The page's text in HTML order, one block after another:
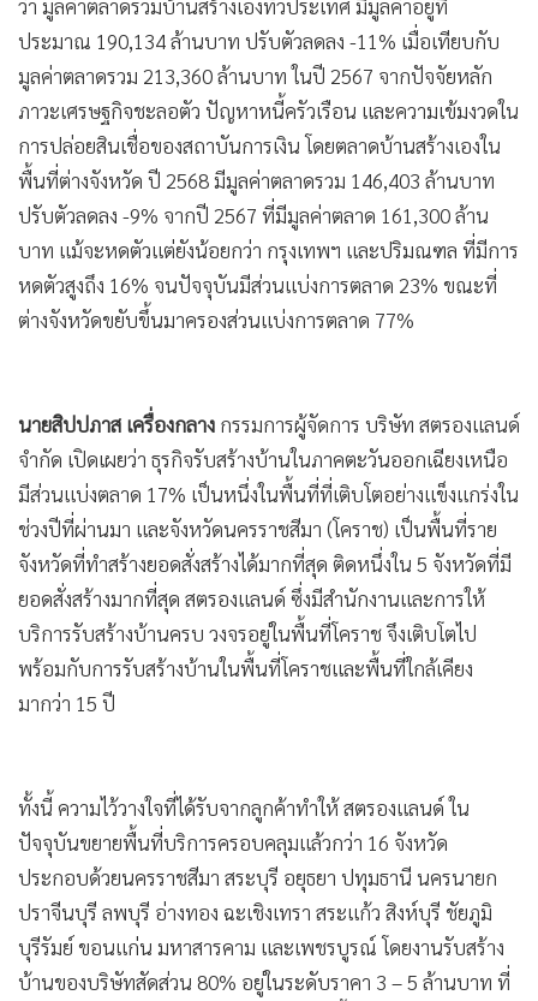
• อินโดจีน
• กองทุนรวม
•
Celeb Online
Factcheck
•
ญี่ปุ่น
• News1
• Gotomanager
ว่า มูลค่าตลาดรวมบ้านสร้างเองทั่วประเทศ มีมูลค่าอยู่ที่
ประมาณ 190,134 ล้านบาท ปรับตัวลดลง -11% เมื่อเทียบกับ
มูลค่าตลาดรวม 213,360 ล้านบาท ในปี 2567 จากปัจจัยหลัก
ภาวะเศรษฐกิจชะลอตัว ปัญหาหนี้ครัวเรือน และความเข้มงวดใน
การปล่อยสินเชื่อของสถาบันการเงิน โดยตลาดบ้านสร้างเองใน
พื้นที่ต่างจังหวัด ปี 2568 มีมูลค่าตลาดรวม 146,403 ล้านบาท
ปรับตัวลดลง -9% จากปี 2567 ที่มีมูลค่าตลาด 161,300 ล้าน
บาท แม้จะหดตัวแต่ยังน้อยกว่า กรุงเทพฯ และปริมณฑล ที่มีการ
หดตัวสูงถึง 16% จนปัจจุบันมีส่วนแบ่งการตลาด 23% ขณะที่
ต่างจังหวัดขยับขึ้นมาครองส่วนแบ่งการตลาด 77%
นายสิปปภาส เครื่องกลาง กรรมการผู้จัดการ บริษัท สตรองแลนด์
จำกัด เปิดเผยว่า ธุรกิจรับสร้างบ้านในภาคตะวันออกเฉียงเหนือ
มีส่วนแบ่งตลาด 17% เป็นหนึ่งในพื้นที่ที่เติบโตอย่างแข็งแกร่งใน
ช่วงปีที่ผ่านมา และจังหวัดนครราชสีมา (โคราช) เป็นพื้นที่ราย
จังหวัดที่ทำสร้างยอดสั่งสร้างได้มากที่สุด ติดหนึ่งใน 5 จังหวัดที่มี
ยอดสั่งสร้างมากที่สุด สตรองแลนด์ ซึ่งมีสำนักงานและการให้
บริการรับสร้างบ้านครบ วงจรอยู่ในพื้นที่โคราช จึงเติบโตไป
พร้อมกับการรับสร้างบ้านในพื้นที่โคราชและพื้นที่ใกล้เคียง
มากว่า 15 ปี
ทั้งนี้ ความไว้วางใจที่ได้รับจากลูกค้าทำให้ สตรองแลนด์ ใน
ปัจจุบันขยายพื้นที่บริการครอบคลุมแล้วกว่า 16 จังหวัด
ประกอบด้วยนครราชสีมา สระบุรี อยุธยา ปทุมธานี นครนายก
ปราจีนบุรี ลพบุรี อ่างทอง ฉะเชิงเทรา สระแก้ว สิงห์บุรี ชัยภูมิ
บุรีรัมย์ ขอนแก่น มหาสารคาม และเพชรบูรณ์ โดยงานรับสร้าง
บ้านของบริษัทสัดส่วน 80% อยู่ในระดับราคา 3 – 5 ล้านบาท ที่